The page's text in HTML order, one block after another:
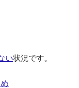
い状況です。